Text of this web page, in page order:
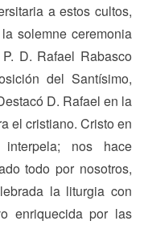
a estos cultos,
solemne ceremonia
D. Rafael Rabasco
del Santísimo,
D. Rafael en la
el cristiano. Cristo en
nos hace
todo por nosotros,
la liturgia con
enriquecida por las